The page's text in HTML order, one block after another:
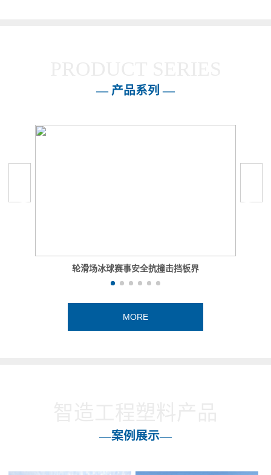
— 产品系列 —
轮滑场冰球赛事安全抗撞击挡板界
MORE
—案例展示—